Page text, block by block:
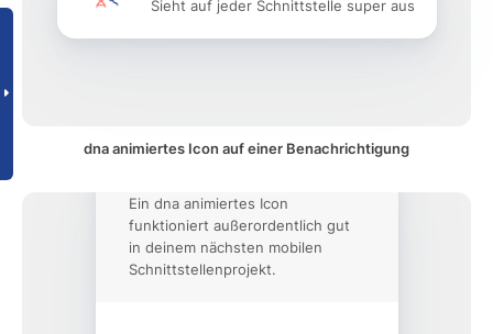
Sieht auf jeder Schnittstelle super aus
dna animiertes Icon auf einer Benachrichtigung
Ein dna animiertes Icon
funktioniert außerordentlich gut
in deinem nächsten mobilen
Schnittstellenprojekt.